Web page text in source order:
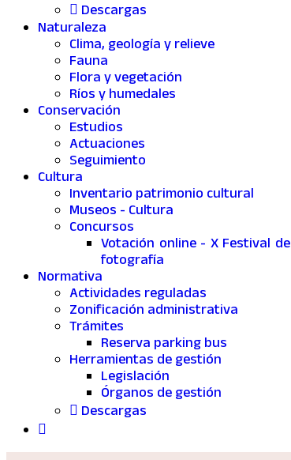
Descargas
Naturaleza
Clima, geología y relieve
Fauna
Flora y vegetación
Ríos y humedales
Conservación
Estudios
Actuaciones
Seguimiento
Cultura
Inventario patrimonio cultural
Museos - Cultura
Concursos
Votación online - X Festival de
fotografía
Normativa
Actividades reguladas
Zonificación administrativa
Trámites
Reserva parking bus
Herramientas de gestión
Legislación
Órganos de gestión
Descargas